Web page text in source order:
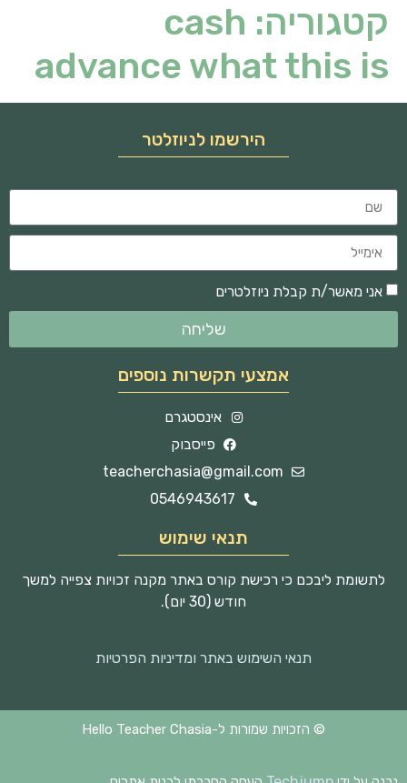
קטגוריה: cash
advance what this is
הירשמו לניוזלטר
אני מאשר/ת קבלת ניוזלטרים
שליחה
אמצעי תקשרות נוספים
אינסטגרם
פייסבוק
teacherchasia@gmail.com
0546943617
תנאי שימוש
לתשומת ליבכם כי רכישת קורס באתר מקנה זכויות צפייה למשך
חודש (30 יום).
תנאי השימוש באתר ומדיניות הפרטיות
© הזכויות שמורות ל-Hello Teacher Chasia